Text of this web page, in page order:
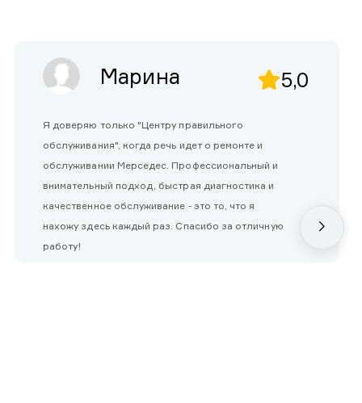
Марина 5,0
Я доверяю только "Центру правильного
обслуживания", когда речь идет о ремонте и
обслуживании Мерседес. Профессиональный и
внимательный подход, быстрая диагностика и
качественное обслуживание - это то, что я
нахожу здесь каждый раз. Спасибо за отличную
работу!